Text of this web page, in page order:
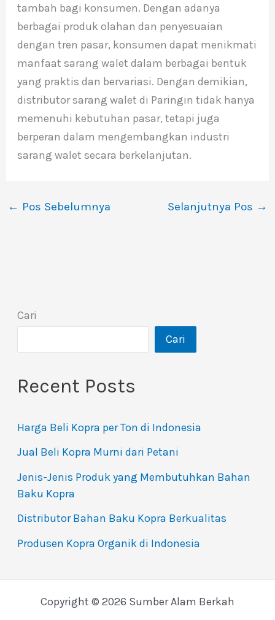
tambah bagi konsumen. Dengan adanya
berbagai produk olahan dan penyesuaian
dengan tren pasar, konsumen dapat menikmati
manfaat sarang walet dalam berbagai bentuk
yang praktis dan bervariasi. Dengan demikian,
distributor sarang walet di Paringin tidak hanya
memenuhi kebutuhan pasar, tetapi juga
berperan dalam mengembangkan industri
sarang walet secara berkelanjutan.
← Pos Sebelumnya Selanjutnya Pos →
Cari
Cari
Recent Posts
Harga Beli Kopra per Ton di Indonesia
Jual Beli Kopra Murni dari Petani
Jenis-Jenis Produk yang Membutuhkan Bahan
Baku Kopra
Distributor Bahan Baku Kopra Berkualitas
Produsen Kopra Organik di Indonesia
Copyright © 2026 Sumber Alam Berkah